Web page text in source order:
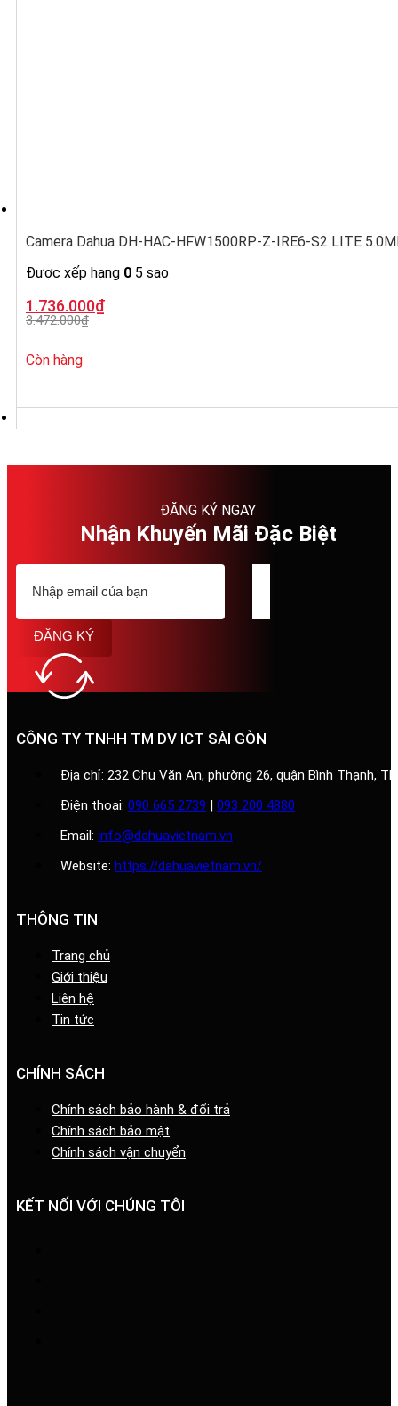
Camera Dahua DH-HAC-HFW1500RP-Z-IRE6-S2 LITE
Được xếp hạng 0 5 sao
3.472.000₫
Giá
gốc
là:
1.736.000₫
Giá
hiện
tại
1.736.000₫.
Còn hàng
ĐĂNG KÝ NGAY
Nhận Khuyến Mãi Đặc Biệt
ĐĂNG KÝ
CÔNG TY TNHH TM DV ICT SÀI GÒN
Địa chỉ: 232 Chu Văn An, phường 26, quận Bình Thạnh,
Điện thoại: 090 665 2739 | 093 200 4880
Email: info@dahuavietnam.vn
Website: https://dahuavietnam.vn/
THÔNG TIN
Trang chủ
Giới thiệu
Liên hệ
Tin tức
CHÍNH SÁCH
Chính sách bảo hành & đổi trả
Chính sách bảo mật
Chính sách vận chuyển
KẾT NỐI VỚI CHÚNG TÔI